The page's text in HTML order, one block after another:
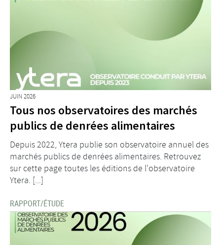
JUIN 2026
Tous nos observatoires des marchés
publics de denrées alimentaires
Depuis 2022, Ytera publie son observatoire annuel des
marchés publics de denrées alimentaires. Retrouvez
sur cette page toutes les éditions de l'observatoire
Ytera. [...]
RAPPORT/ÉTUDE